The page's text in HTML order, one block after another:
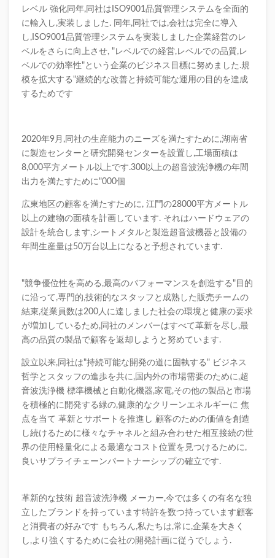
レベル 強化同年,同社はISO9001品質管理システムを全面的
に輸入し,実装しました. 同年,同社では,会社は完全に導入
し,ISO9001品質管理システムを実装しました企業経営のレ
ベルをさらに向上させ, "レベルでの経営,レベルでの品質,レ
ベルでの効率性"という企業のビジネス目標に努めました.規
模を拡大する"継続的な改善と持続可能な運用の目的を達成
するためです
2020年9月,同社の生産能力のニーズを満たすために,湖南省
に製造センターと研究開発センターを設置し,工場面積は
8,000平方メートル以上です.300以上の超音波洗浄機の年間
出力を満たすために"000個
広東地区の顧客を満たすために, 江門の28000平方メートル
以上の建物の面積を計画しています. それはハードウェアの
設計を統合します,シートメタルと製造超音波機器と設備の
年間生産量は50万台以上になると予想されています.
"競争優位性を高める,最高のパフォーマンスを創造する"目的
に沿って,専門的,技術的なスタッフと成熟した販売チームの
結束,従業員数は200人に達しました社会の環境と健康の要求
が増加しているため,同社のメンバーはすべて革新を尽し,最
高の品質の製品で顧客を返却しようと努めています.
設立以来,同社は"持続可能な開発の道に固執する" ビジネス
哲学とスタッフの進歩を共に,国内外の市場需要のために,超
音波洗浄機 標準機械と自動化機器,家電,その他の製品と市場
を積極的に開発する緑の,健康的なクリーンエネルギーに 焦
点を当て 革新とサポートを推進し 顧客のための価値を創造
し続けるために様々なチャネルと組み合わせた相互接続の世
界の使用軽量化による最適なコスト位置を見つけるために,
良いサプライチェーンパートナーシップの確立です.
革新的な技術 超音波洗浄機 メーカー,今では多くの有名な独
立したブランドを持っています特許を数つ持っています顧客
と消費者の好みです もちろん,私たちは,常に,企業を大きく
し,より強くするために会社の開発計画に従うでしょう.